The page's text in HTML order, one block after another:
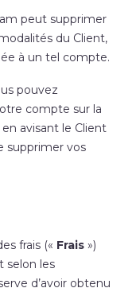
peut supprimer
du Client,
à un tel compte.
pouvez
compte sur la
avisant le Client
supprimer vos
frais (« Frais»)
selon les
d’avoir obtenu